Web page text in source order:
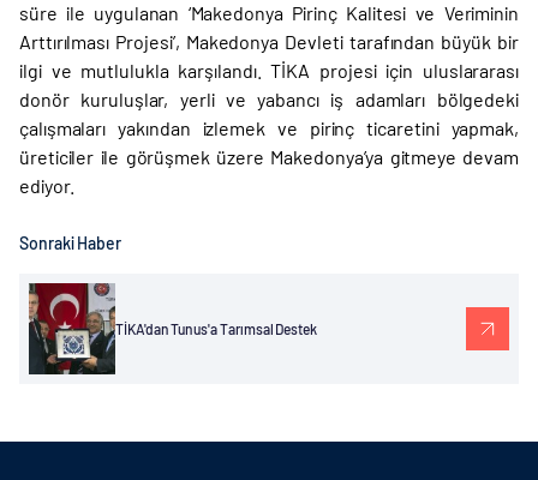
süre ile uygulanan ‘Makedonya Pirinç Kalitesi ve Veriminin
Arttırılması Projesi’, Makedonya Devleti tarafından büyük bir
ilgi ve mutlulukla karşılandı. TİKA projesi için uluslararası
donör kuruluşlar, yerli ve yabancı iş adamları bölgedeki
çalışmaları yakından izlemek ve pirinç ticaretini yapmak,
üreticiler ile görüşmek üzere Makedonya’ya gitmeye devam
ediyor.
Sonraki Haber
TİKA'dan Tunus'a Tarımsal Destek